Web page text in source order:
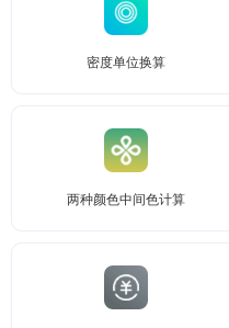
密度单位换算
两种颜色中间色计算